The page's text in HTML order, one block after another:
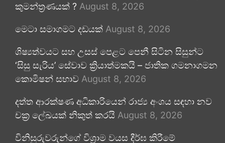
කුමන්ත්‍රණයක් ? August 8, 2026
මෙටා සමාගමට දඩයක් August 8, 2026
ශිෂ්‍යත්වයට සහ උසස් පෙළට පෙනී සිටින සිසුන්ට
‘සිසු සැරිය’ සේවාව ක්‍රියාත්මකයි – ජාතික ගමනාගමන
කොමිෂන් සභාව August 8, 2026
දත්ත ආරක්ෂණ අධිකාරියෙන් රාජ්‍ය අංශය සඳහා නව
චක්‍ර ලේඛයක් නිකුත් කරයි August 8, 2026
විනිසුරුවරුන්ගේ විශ්‍රාම වයස දීර්ඝ කිරීමේ